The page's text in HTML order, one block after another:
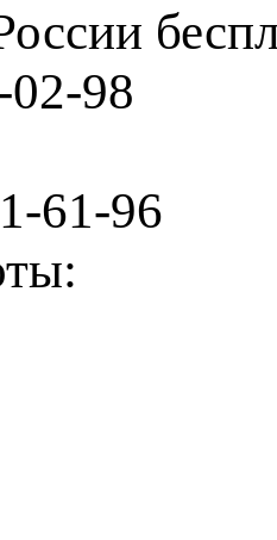
98
61-96